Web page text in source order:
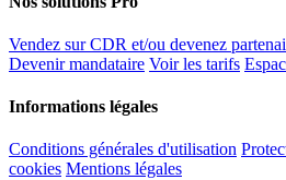
Vendez sur CDR et/ou devenez
Devenir mandataire Voir les tarifs
Informations légales
Conditions générales d'utilisation
cookies Mentions légales